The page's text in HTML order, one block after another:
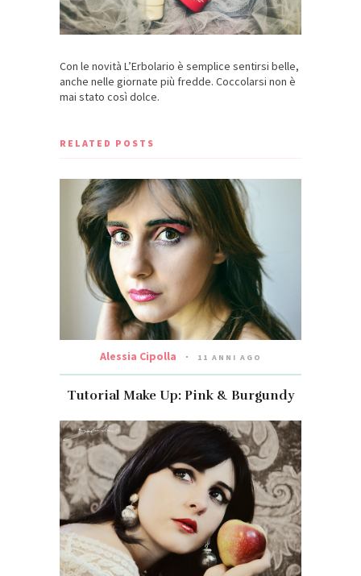
Con le novità L’Erbolario è semplice sentirsi belle,
anche nelle giornate più fredde. Coccolarsi non è
mai stato così dolce.
RELATED POSTS
Alessia Cipolla 11 ANNI AGO
Tutorial Make Up: Pink & Burgundy